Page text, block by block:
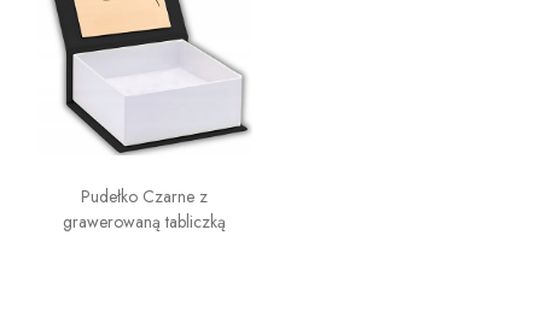
Pudełko Czarne z
grawerowaną tabliczką